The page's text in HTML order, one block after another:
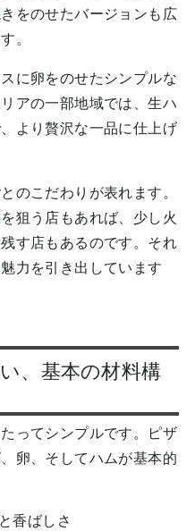
をのせたバージョンも広
。
に卵をのせたシンプルな
アの一部地域では、生ハ
より贅沢な一品に仕上げ
のこだわりが表れます。
狙う店もあれば、少し火
す店もあるのです。それ
力を引き出しています
、基本の材料構
ってシンプルです。ピザ
卵、そしてハムが基本的
香ばしさ